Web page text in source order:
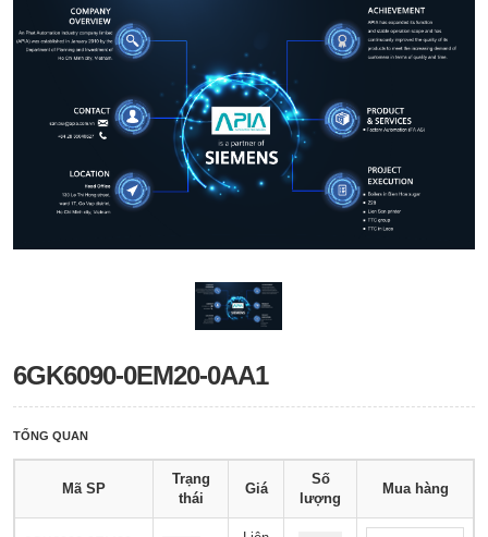
6GK6090-0EM20-0AA1
TỔNG QUAN
Mã SP
Trạng
thái
Giá
Số
lượng
Mua hàng